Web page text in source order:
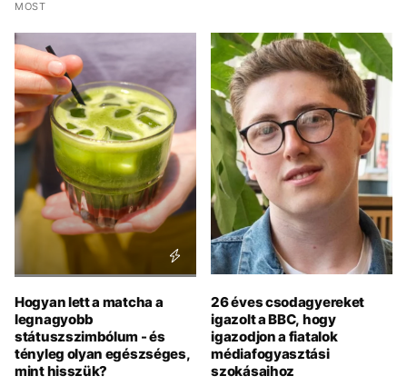
MOST
Hogyan lett a matcha a
legnagyobb
státuszszimbólum - és
tényleg olyan egészséges,
mint hisszük?
26 éves csodagyereket
igazolt a BBC, hogy
igazodjon a fiatalok
médiafogyasztási
szokásaihoz